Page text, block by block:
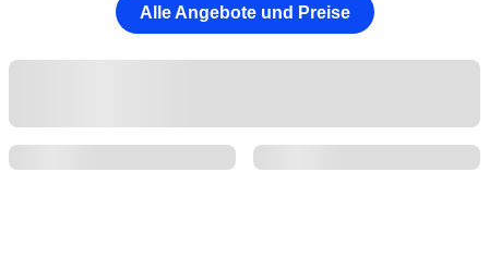
Alle Angebote und Preise